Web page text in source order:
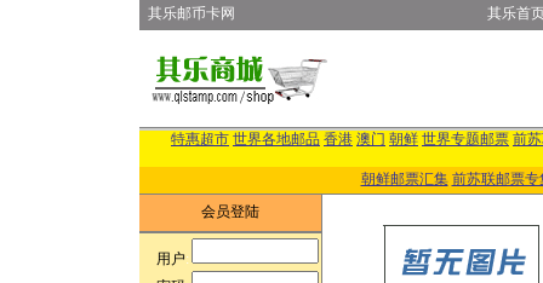
其乐邮币卡网 其乐首
特惠超市 世界各地邮品 香港 澳门 朝鲜 世界专题邮票 前
朝鲜邮票汇集 前苏联邮票专
会员登陆
用户: